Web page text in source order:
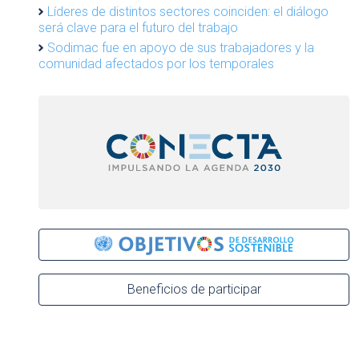
Líderes de distintos sectores coinciden: el diálogo
será clave para el futuro del trabajo
Sodimac fue en apoyo de sus trabajadores y la
comunidad afectados por los temporales
Beneficios de participar